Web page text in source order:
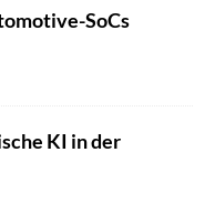
SoCs
KI in der